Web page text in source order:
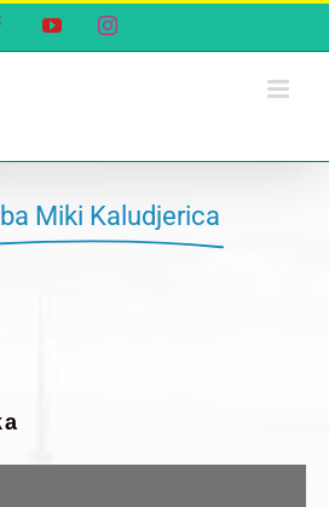
FacebookYouTubeInstagram
Miki Kaludjerica